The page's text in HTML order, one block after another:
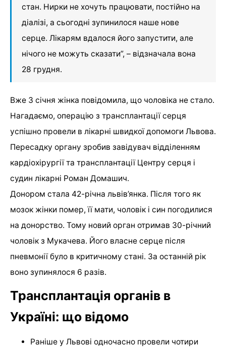
стан. Нирки не хочуть працювати, постійно на
діалізі, а сьогодні зупинилося наше нове
серце. Лікарям вдалося його запустити, але
нічого не можуть сказати”, – відзначала вона
28 грудня.
Вже 3 січня жінка повідомила, що чоловіка не стало.
Нагадаємо, операцію з трансплантації серця
успішно провели в лікарні швидкої допомоги Львова.
Пересадку органу зробив завідувач відділенням
кардіохірургії та трансплантації Центру серця і
судин лікарні Роман Домашич.
Донором стала 42-річна львів’янка. Після того як
мозок жінки помер, її мати, чоловік і син погодилися
на донорство. Тому новий орган отримав 30-річний
чоловік з Мукачева. Його власне серце після
пневмонії було в критичному стані. За останній рік
воно зупинялося 6 разів.
Трансплантація органів в
Україні: що відомо
Раніше у Львові одночасно провели чотири